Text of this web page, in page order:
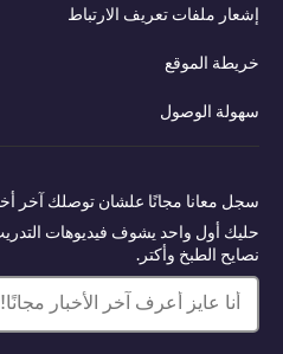
إشعار ملفات تعريف الارتباط
خريطة الموقع
سهولة الوصول
سجل معانا مجانًا علشان توصلك آخر
حليك أول واحد يشوف فيديوهات التدريب
نصايح الطبخ وأكتر.
أنا عايز أعرف آخر الأخبار مجانًا!